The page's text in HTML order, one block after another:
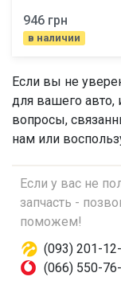
946 грн
в наличии
Если вы не
для вашего авто,
вопросы,
нам или
Если у вас не
запчасть -
поможем!
(093) 201-
(066) 550-